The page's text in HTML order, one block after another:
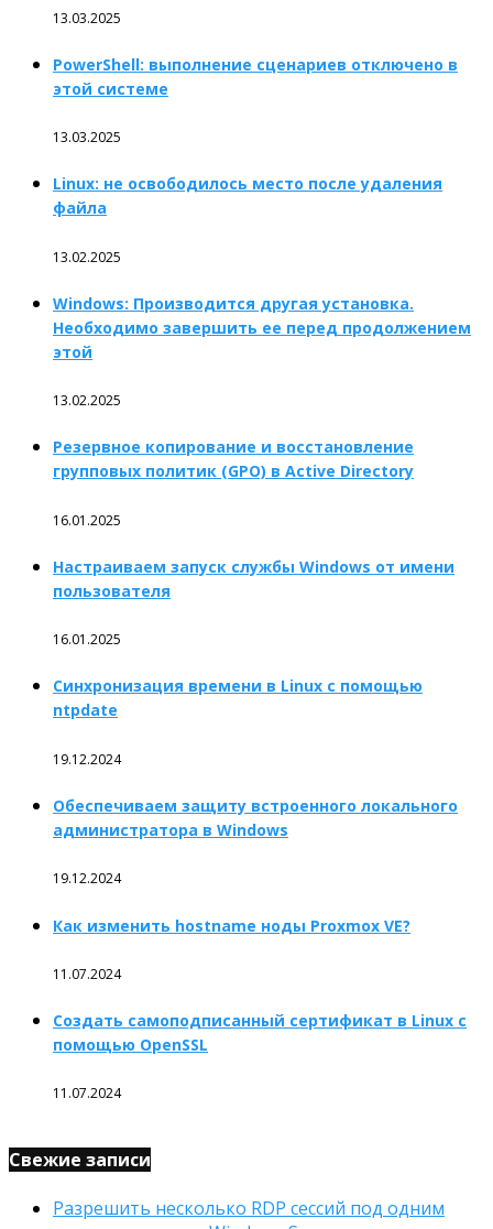
13.03.2025
PowerShell: выполнение сценариев отключено в
этой системе
13.03.2025
Linux: не освободилось место после удаления
файла
13.02.2025
Windows: Производится другая установка.
Необходимо завершить ее перед продолжением
этой
13.02.2025
Резервное копирование и восстановление
групповых политик (GPO) в Active Directory
16.01.2025
Настраиваем запуск службы Windows от имени
пользователя
16.01.2025
Синхронизация времени в Linux с помощью
ntpdate
19.12.2024
Обеспечиваем защиту встроенного локального
администратора в Windows
19.12.2024
Как изменить hostname ноды Proxmox VE?
11.07.2024
Создать самоподписанный сертификат в Linux с
помощью OpenSSL
11.07.2024
Свежие записи
Разрешить несколько RDP сессий под одним